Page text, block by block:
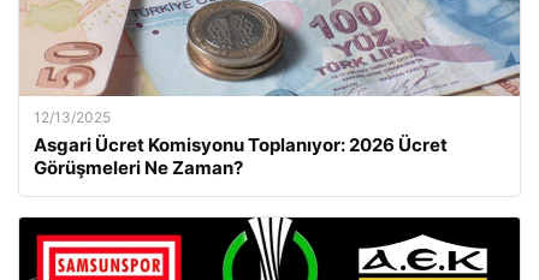
12/13/2025
Asgari Ücret Komisyonu Toplanıyor: 2026 Ücret
Görüşmeleri Ne Zaman?